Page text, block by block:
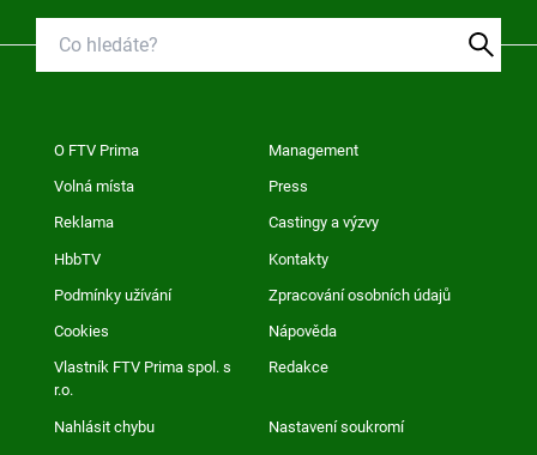
O FTV Prima Management
Volná místa Press
Reklama Castingy a výzvy
HbbTV Kontakty
Podmínky užívání Zpracování osobních údajů
Cookies Nápověda
Vlastník FTV Prima spol. s
r.o.
Redakce
Nahlásit chybu Nastavení soukromí